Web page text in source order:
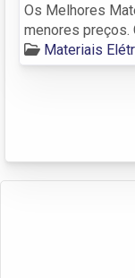
Os Melhores
menores preços.
Materiais